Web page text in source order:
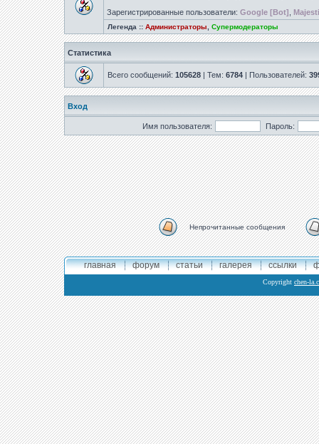
Зарегистрированные пользователи: Google [Bot]
Легенда :: Администраторы Супермодераторы
Статистика
Всего сообщений: 105628 | Тем: 6784 | Пользователей:
Вход
Имя пользователя: Пароль:
Непрочитанные сообщения
главная форум статьи галерея ссылки
Copyright chen-